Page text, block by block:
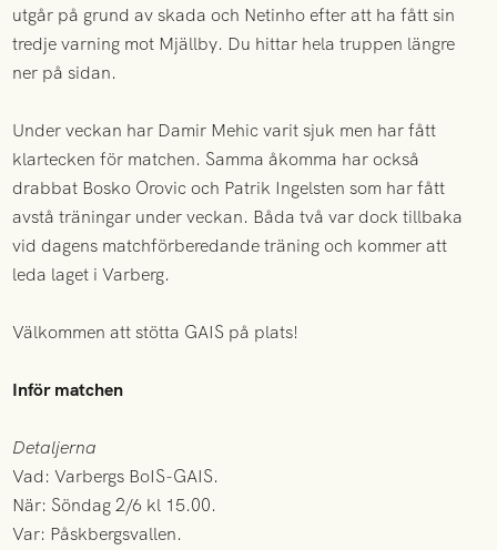
utgår på grund av skada och Netinho efter att ha fått sin
tredje varning mot Mjällby. Du hittar hela truppen längre
ner på sidan.
Under veckan har Damir Mehic varit sjuk men har fått
klartecken för matchen. Samma åkomma har också
drabbat Bosko Orovic och Patrik Ingelsten som har fått
avstå träningar under veckan. Båda två var dock tillbaka
vid dagens matchförberedande träning och kommer att
leda laget i Varberg.
Välkommen att stötta GAIS på plats!
Inför matchen
Detaljerna
Vad: Varbergs BoIS-GAIS.
När: Söndag 2/6 kl 15.00.
Var: Påskbergsvallen.